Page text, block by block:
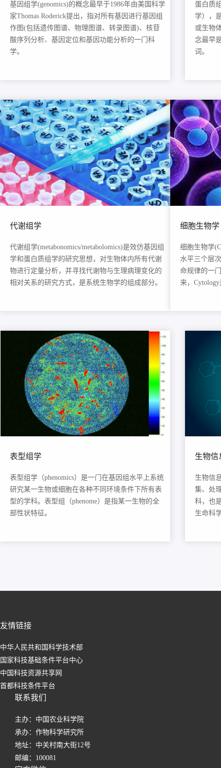
基因组学(genomics)的概念最早于1986年由美国科学
家Thomas Roderick提出，指对所有基因进行基因组
作图(包括遗传图谱、物理图谱、转录图谱)、核苷
酸序列分析、基因定位和基因功能分析的一门科
学。
蛋白质
学），
或生物
念最早
词。
代谢组学
代谢组学(metabonomics/metabolomics)是效仿基因组
学和蛋白质组学的研究思想，对生物体内所有代谢
物进行定量分析，并寻找代谢物与生理病理变化的
相对关系的研究方式，是系统生物学的组成部分。
细胞生物学
细胞生物学
水平三个层
命规律的一
来，
表型组学
表型组学（phenomics）是一门在基因组水平上系统
研究某一生物或细胞在各种不同环境条件下所有表
型的学科。表型组（phenome）是指某一生物的全
部性状特征。
生物信
生物信
集、处
科，也
生命科
友情链接
中华人民共和国科学技术部
国家科技基础条件平台中心
中国科技资源共享网
首都科技条件平台
联系我们
主办：中国农业科学院
承办：作物科学研究所
地址：中关村南大街12号
邮编：100081